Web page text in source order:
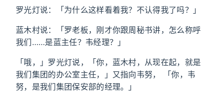
罗光灯说：「为什么这样看着我？不认得我了吗？」
蓝木村说：「罗老板，刚才你跟周秘书讲，怎么称呼
我们……是蓝主任？韦经理？」
「哦，」罗光灯说，「你，蓝木村，从现在起，就是
我们集团的办公室主任，」又指向韦努， 「你，韦
努，是我们集团保安部的经理。」